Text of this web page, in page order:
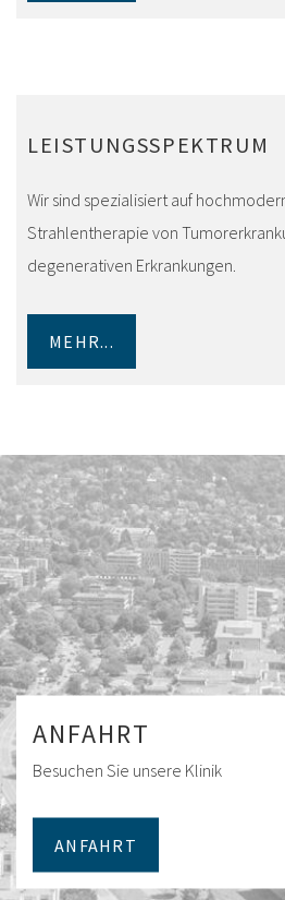
LEISTUNGSSPEKTRUM
Wir sind spezialisiert auf
Strahlentherapie von
degenerativen Erkrankungen.
MEHR...
ANFAHRT
Besuchen Sie unsere Klinik
ANFAHRT